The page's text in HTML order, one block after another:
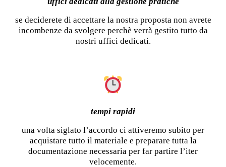
se deciderete di accettare la nostra proposta non avrete
incombenze da svolgere perchè verrà gestito tutto da
nostri uffici dedicati.
tempi rapidi
una volta siglato l’accordo ci attiveremo subito per
acquistare tutto il materiale e preparare tutta la
documentazione necessaria per far partire l’iter
velocemente.